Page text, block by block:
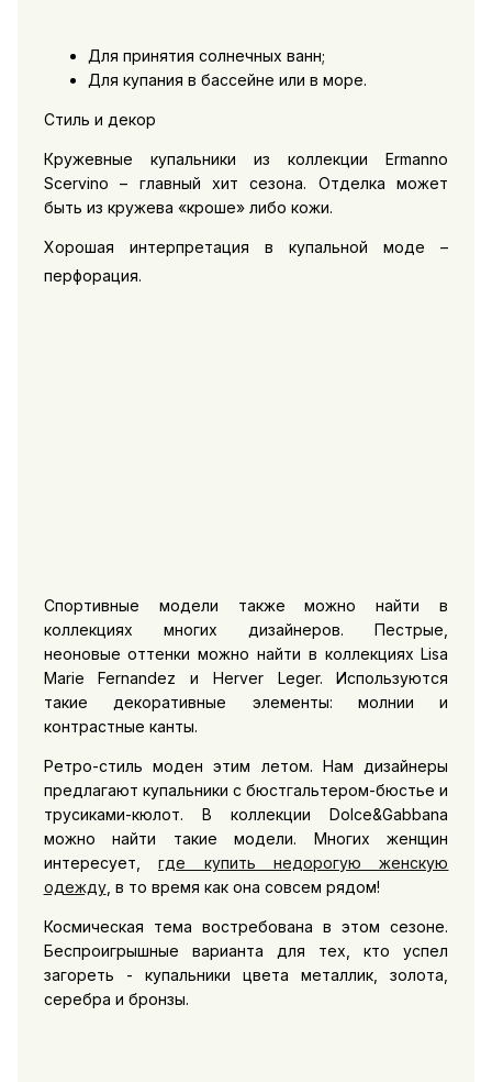
Для принятия солнечных ванн;
Для купания в бассейне или в море.
Стиль и декор
Кружевные купальники из коллекции Ermanno
Scervino – главный хит сезона. Отделка может
быть из кружева «кроше» либо кожи.
Хорошая интерпретация в купальной моде –
перфорация.
Спортивные модели также можно найти в
коллекциях многих дизайнеров. Пестрые,
неоновые оттенки можно найти в коллекциях Lisa
Marie Fernandez и Herver Leger. Используются
такие декоративные элементы: молнии и
контрастные канты.
Ретро-стиль моден этим летом. Нам дизайнеры
предлагают купальники с бюстгальтером-бюстье и
трусиками-кюлот. В коллекции Dolce&Gabbana
можно найти такие модели. Многих женщин
интересует,где купить недорогую женскую
одежду, в то время как она совсем рядом!
Космическая тема востребована в этом сезоне.
Беспроигрышные варианта для тех, кто успел
загореть - купальники цвета металлик, золота,
серебра и бронзы.